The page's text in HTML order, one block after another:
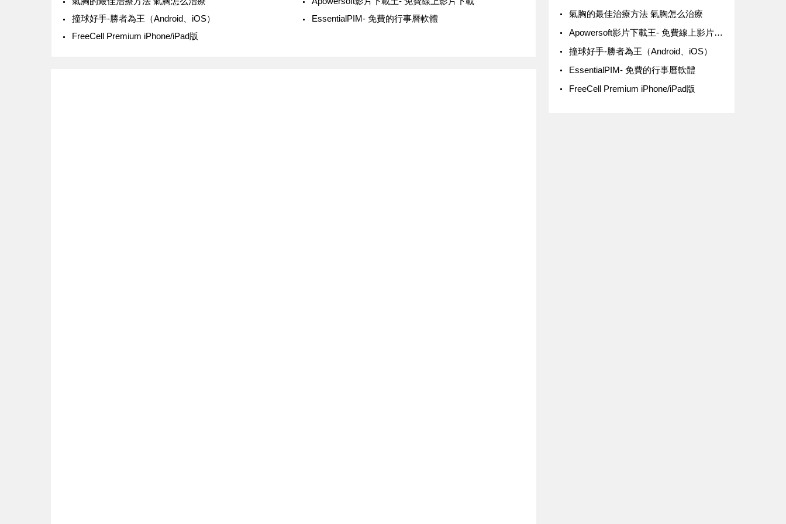
‎撞球好手-勝者為王（Android、iOS）
EssentialPIM- 免費的行事曆軟體
FreeCell Premium iPhone/iPad版
氣胸的最佳治療方法 氣胸怎么治療
Apowersoft影片下載王- 免費線上影片下載
‎撞球好手-勝者為王（Android、iOS）
EssentialPIM- 免費的行事曆軟體
FreeCell Premium iPhone/iPad版